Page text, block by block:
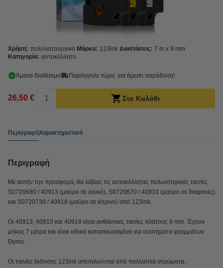
Χρήση: πολυλειτουργικό Μάρκα: 123ink Διαστάσεις: 7 m x 9 mm
Κατηγορία: αυτοκόλλητο
Άμεσα διαθέσιμο Παράγγειλε τώρα, για άμεση παράδοση!
26,50 € Στο Καλάθι
ΠεριγραφήΧαρακτηριστικά
Περιγραφή
Με αυτήν την προσφορά, θα λάβεις τις αυτοκόλλητες πολυεστερικές ταινίες
S0720680 / 40913 (μαύρο σε λευκό), S0720670 / 40910 (μαύρο σε διαφανές)
και S0720730 / 40918 (μαύρο σε κίτρινο) από 123ink.
Οι 40913, 40910 και 40918 είναι ανθεκτικές ταινίες πλάτους 9 mm. Έχουν
μήκος 7 μέτρα και είναι ειδικά κατασκευασμένα για συστήματα γραμμάτων
Dymo.
Οι ταινίες έκδοσης 123ink αποτελούνται από πολλαπλά στρώματα,